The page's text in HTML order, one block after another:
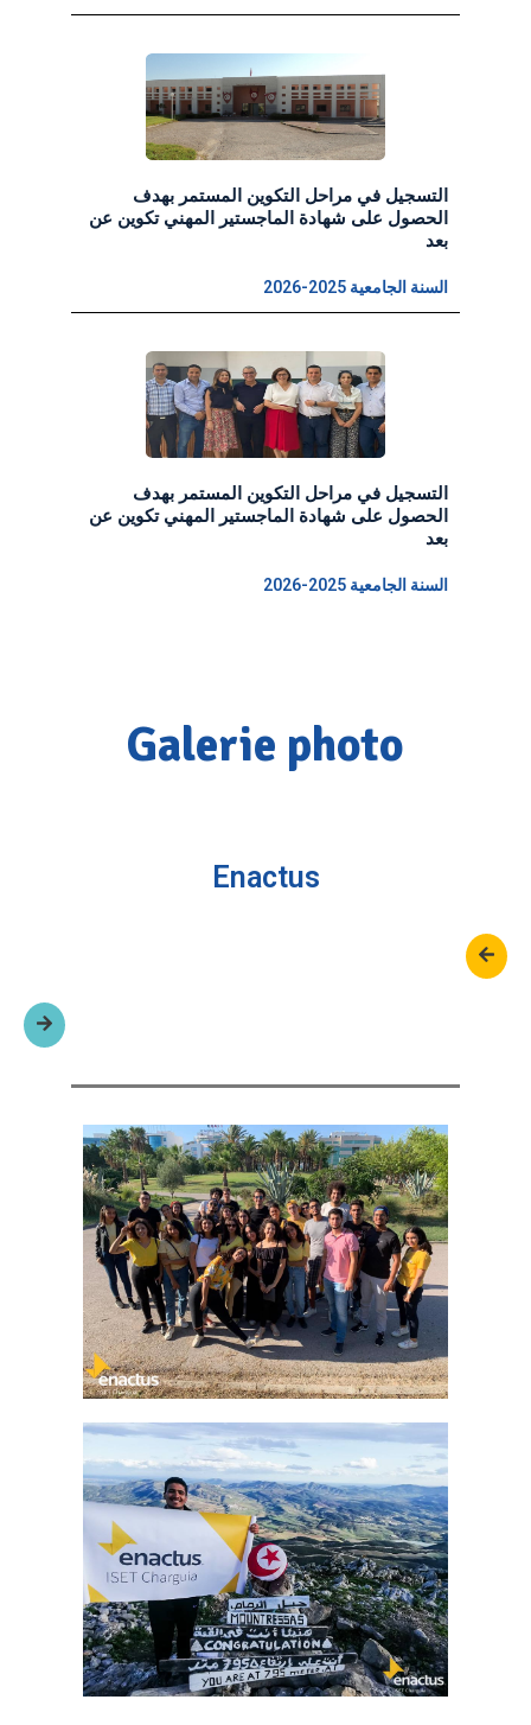
التسجيل في مراحل التكوين المستمر بهدف
الحصول على شهادة الماجستير المهني تكوين عن
بعد
السنة الجامعية 2025-2026
التسجيل في مراحل التكوين المستمر بهدف
الحصول على شهادة الماجستير المهني تكوين عن
بعد
السنة الجامعية 2025-2026
Galerie photo
Enactus